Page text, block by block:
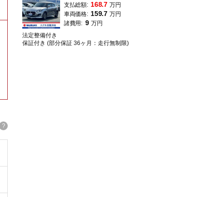
?
支払総額: 168.7 万円
車両価格: 159.7 万円
諸費用: 9 万円
法定整備付き
保証付き (部分保証 36ヶ月：走行無制限)